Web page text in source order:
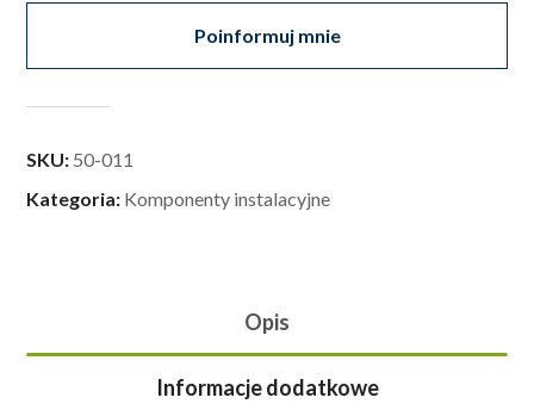
Poinformuj mnie
SKU: 50-011
Kategoria: Komponenty instalacyjne
Opis
Informacje dodatkowe